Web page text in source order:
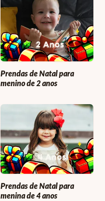
Prendas de Natal para
menino de 2 anos
Prendas de Natal para
menina de 4 anos